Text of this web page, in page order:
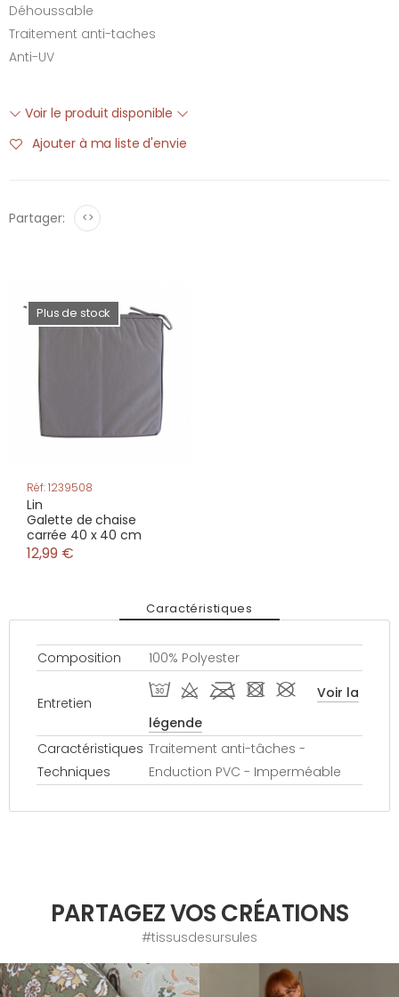
Déhoussable
Traitement anti-taches
Anti-UV
Voir le produit disponible
Ajouter à ma liste d'envie
Partager: <>
Plus de stock
Réf: 1239508
Lin
Galette de chaise
carrée 40 x 40 cm
12,99 €
Caractéristiques
Composition 100% Polyester
Entretien
T d l - #
Voir la
légende
Caractéristiques
Techniques
Traitement anti-tâches -
Enduction PVC - Imperméable
PARTAGEZ VOS CRÉATIONS
#tissusdesursules